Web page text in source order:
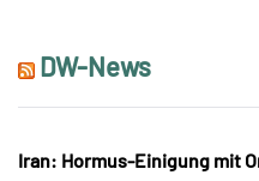
DW-News
Iran: Hormus-Einigung mit